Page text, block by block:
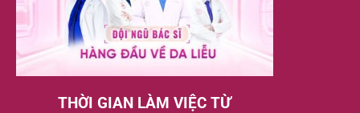
THỜI GIAN LÀM VIỆC TỪ